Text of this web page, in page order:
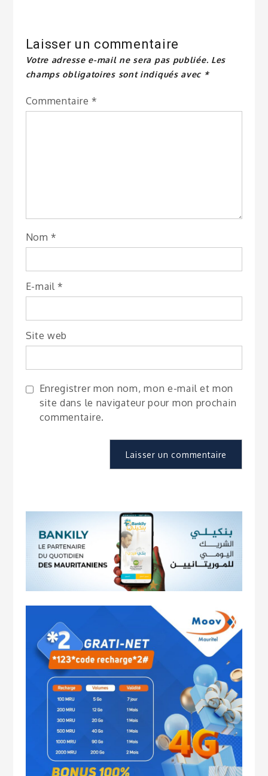
Laisser un commentaire
Votre adresse e-mail ne sera pas publiée. Les
champs obligatoires sont indiqués avec *
Commentaire *
Nom *
E-mail *
Site web
Enregistrer mon nom, mon e-mail et mon
site dans le navigateur pour mon prochain
commentaire.